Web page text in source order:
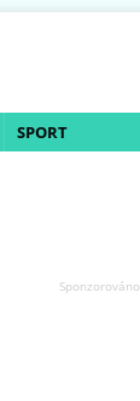
SPORT